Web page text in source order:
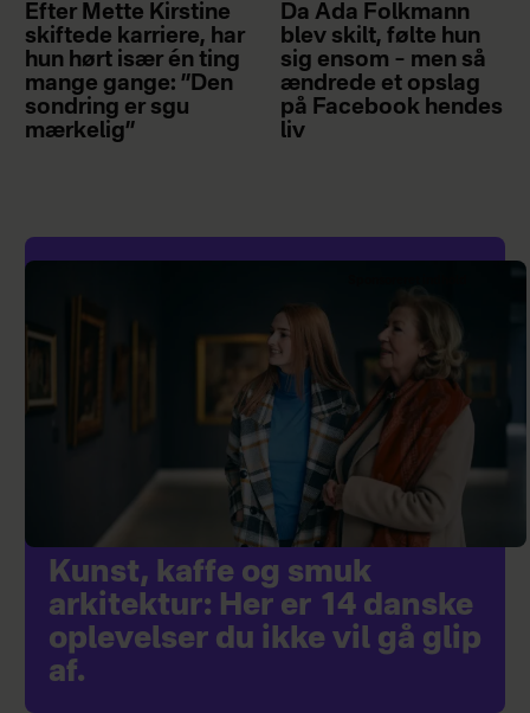
Efter Mette Kirstine
skiftede karriere, har
hun hørt især én ting
mange gange: ”Den
sondring er sgu
mærkelig”
Da Ada Folkmann
blev skilt, følte hun
sig ensom – men så
ændrede et opslag
på Facebook hendes
liv
Kunst, kaffe og smuk
arkitektur: Her er 14 danske
oplevelser du ikke vil gå glip
af.